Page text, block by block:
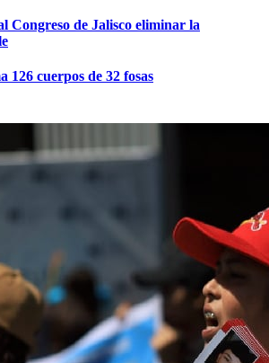
Congreso de Jalisco eliminar la
126 cuerpos de 32 fosas